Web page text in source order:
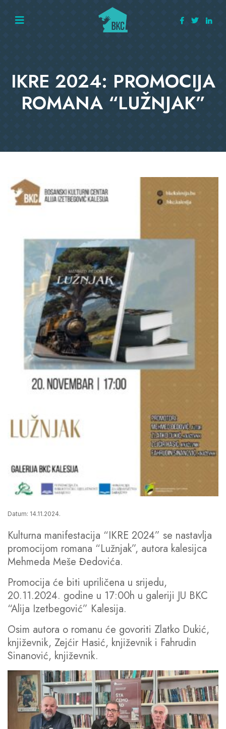
IKRE 2024: PROMOCIJA
ROMANA “LUŽNJAK”
Datum: 14.11.2024.
Kulturna manifestacija “IKRE 2024” se nastavlja
promocijom romana “Lužnjak”, autora kalesijca
Mehmeda Meše Đedovića.
Promocija će biti upriličena u srijedu,
20.11.2024. godine u 17:00h u galeriji JU BKC
“Alija Izetbegović” Kalesija.
Osim autora o romanu će govoriti Zlatko Dukić,
književnik, Zejćir Hasić, književnik i Fahrudin
Sinanović, književnik.